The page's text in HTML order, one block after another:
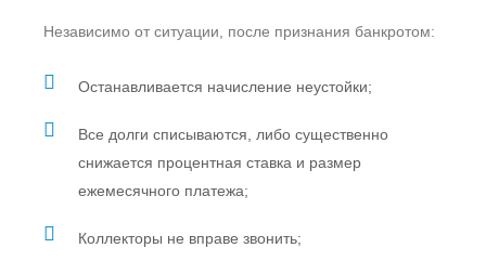
Независимо от ситуации, после признания банкротом:
Останавливается начисление неустойки;
Все долги списываются, либо существенно
снижается процентная ставка и размер
ежемесячного платежа;
Коллекторы не вправе звонить;